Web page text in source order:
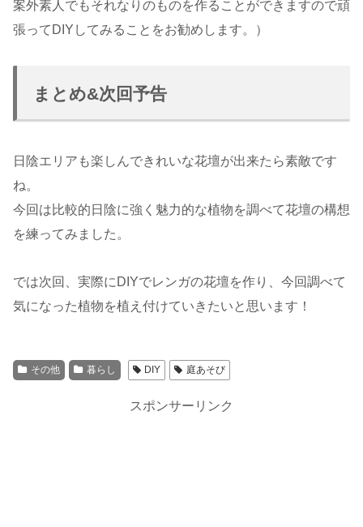
案外素人でもそれなりのものを作ることができますので頑
張ってDIYしてみることをお勧めします。）
まとめ&次回予告
日陰エリアも楽しんできれいな花壇が出来たら素敵です
ね。
今回は比較的日陰に強く魅力的な植物を調べて花壇の構想
を練ってみました。
では次回、実際にDIYでレンガの花壇を作り、今回調べて
気になった植物を植え付けていきたいと思います！
その他 暮らし DIY 庭あそび
スポンサーリンク